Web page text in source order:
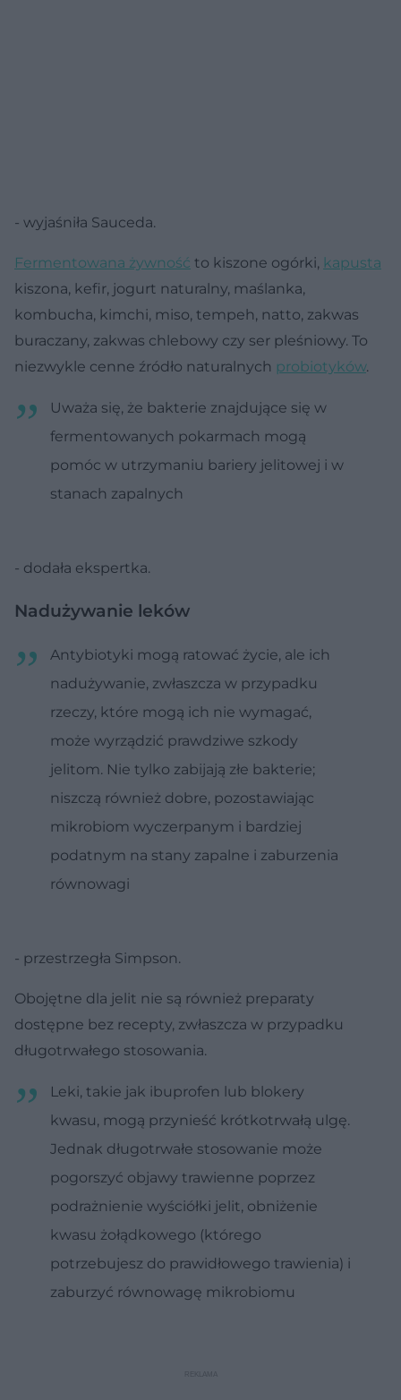
- wyjaśniła Sauceda.
Fermentowana żywność to kiszone ogórki, kapusta
kiszona, kefir, jogurt naturalny, maślanka,
kombucha, kimchi, miso, tempeh, natto, zakwas
buraczany, zakwas chlebowy czy ser pleśniowy. To
niezwykle cenne źródło naturalnych probiotyków.
Uważa się, że bakterie znajdujące się w
fermentowanych pokarmach mogą
pomóc w utrzymaniu bariery jelitowej i w
stanach zapalnych
- dodała ekspertka.
Nadużywanie leków
Antybiotyki mogą ratować życie, ale ich
nadużywanie, zwłaszcza w przypadku
rzeczy, które mogą ich nie wymagać,
może wyrządzić prawdziwe szkody
jelitom. Nie tylko zabijają złe bakterie;
niszczą również dobre, pozostawiając
mikrobiom wyczerpanym i bardziej
podatnym na stany zapalne i zaburzenia
równowagi
- przestrzegła Simpson.
Obojętne dla jelit nie są również preparaty
dostępne bez recepty, zwłaszcza w przypadku
długotrwałego stosowania.
Leki, takie jak ibuprofen lub blokery
kwasu, mogą przynieść krótkotrwałą ulgę.
Jednak długotrwałe stosowanie może
pogorszyć objawy trawienne poprzez
podrażnienie wyściółki jelit, obniżenie
kwasu żołądkowego (którego
potrzebujesz do prawidłowego trawienia) i
zaburzyć równowagę mikrobiomu